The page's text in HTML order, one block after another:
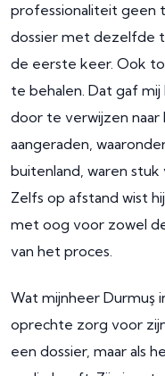
professionaliteit geen
dossier met dezelfde
de eerste keer. Ook
te behalen. Dat gaf
door te verwijzen naar
aangeraden,
buitenland, waren
Zelfs op afstand wist
met oog voor zowel
van het proces.
Wat mijnheer Durmuş
oprechte zorg voor
een dossier, maar als